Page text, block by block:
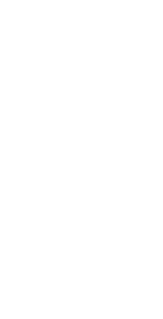
von 112 cm x